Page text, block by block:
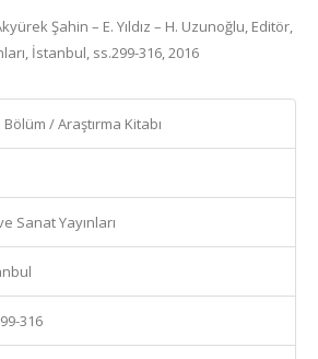
Şahin – E. Yıldız – H. Uzunoğlu, Editör,
İstanbul, ss.299-316, 2016
/ Araştırma Kitabı
Sanat Yayınları
316